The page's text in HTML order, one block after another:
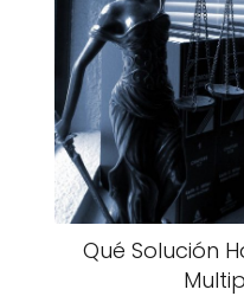
Qué Solución